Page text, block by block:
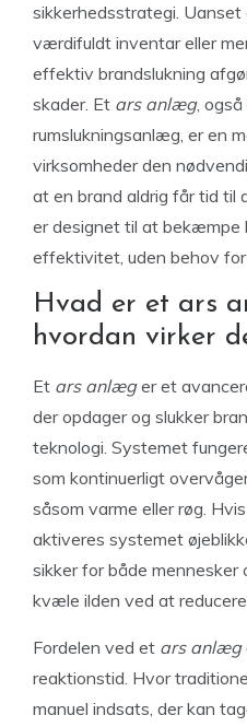
sikkerhedsstrategi.
værdifuldt inventar eller
effektiv brandslukning
skader. Et ars anlæg,
rumslukningsanlæg, er en
virksomheder den
at en brand aldrig får tid til
er designet til at bekæmpe
effektivitet, uden behov for
Hvad er et ars
hvordan virker
Et ars anlæger et
der opdager og slukker
teknologi. Systemet
som kontinuerligt
såsom varme eller røg.
aktiveres systemet
sikker for både
kvæle ilden ved at
Fordelen ved et ars anlæg
reaktionstid. Hvor
manuel indsats, der kan